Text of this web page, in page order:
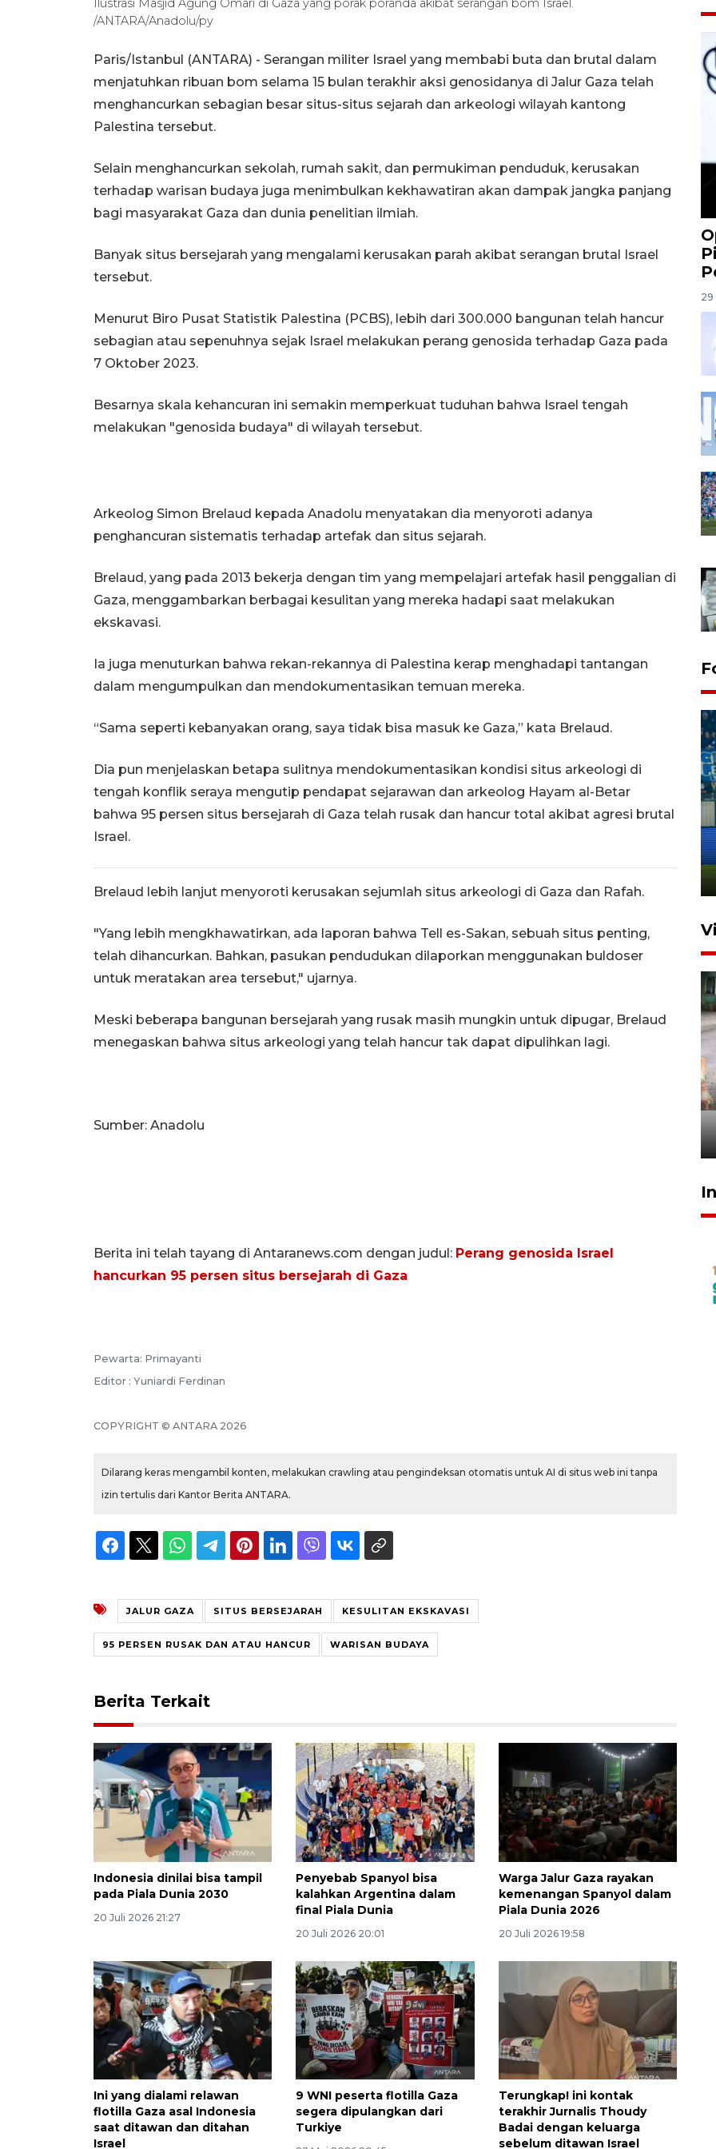
Ilustrasi Masjid Agung Omari di Gaza yang porak poranda akibat serangan bom Israel.
/ANTARA/Anadolu/py
Paris/Istanbul (ANTARA) - Serangan militer Israel yang membabi buta dan brutal dalam
menjatuhkan ribuan bom selama 15 bulan terakhir aksi genosidanya di Jalur Gaza telah
menghancurkan sebagian besar situs-situs sejarah dan arkeologi wilayah kantong
Palestina tersebut.
Selain menghancurkan sekolah, rumah sakit, dan permukiman penduduk, kerusakan
terhadap warisan budaya juga menimbulkan kekhawatiran akan dampak jangka panjang
bagi masyarakat Gaza dan dunia penelitian ilmiah.
Banyak situs bersejarah yang mengalami kerusakan parah akibat serangan brutal Israel
tersebut.
Menurut Biro Pusat Statistik Palestina (PCBS), lebih dari 300.000 bangunan telah hancur
sebagian atau sepenuhnya sejak Israel melakukan perang genosida terhadap Gaza pada
7 Oktober 2023.
Besarnya skala kehancuran ini semakin memperkuat tuduhan bahwa Israel tengah
melakukan "genosida budaya" di wilayah tersebut.
Arkeolog Simon Brelaud kepada Anadolu menyatakan dia menyoroti adanya
penghancuran sistematis terhadap artefak dan situs sejarah.
Brelaud, yang pada 2013 bekerja dengan tim yang mempelajari artefak hasil penggalian di
Gaza, menggambarkan berbagai kesulitan yang mereka hadapi saat melakukan
ekskavasi.
Ia juga menuturkan bahwa rekan-rekannya di Palestina kerap menghadapi tantangan
dalam mengumpulkan dan mendokumentasikan temuan mereka.
“Sama seperti kebanyakan orang, saya tidak bisa masuk ke Gaza,” kata Brelaud.
Dia pun menjelaskan betapa sulitnya mendokumentasikan kondisi situs arkeologi di
tengah konflik seraya mengutip pendapat sejarawan dan arkeolog Hayam al-Betar
bahwa 95 persen situs bersejarah di Gaza telah rusak dan hancur total akibat agresi brutal
Israel.
Brelaud lebih lanjut menyoroti kerusakan sejumlah situs arkeologi di Gaza dan Rafah.
"Yang lebih mengkhawatirkan, ada laporan bahwa Tell es-Sakan, sebuah situs penting,
telah dihancurkan. Bahkan, pasukan pendudukan dilaporkan menggunakan buldoser
untuk meratakan area tersebut," ujarnya.
Meski beberapa bangunan bersejarah yang rusak masih mungkin untuk dipugar, Brelaud
menegaskan bahwa situs arkeologi yang telah hancur tak dapat dipulihkan lagi.
Sumber: Anadolu
Berita ini telah tayang di Antaranews.com dengan judul: Perang genosida Israel
hancurkan 95 persen situs bersejarah di Gaza
Pewarta: Primayanti
Editor : Yuniardi Ferdinan
COPYRIGHT © ANTARA 2026
Dilarang keras mengambil konten, melakukan crawling atau pengindeksan otomatis untuk AI di situs web ini tanpa
izin tertulis dari Kantor Berita ANTARA.
JALUR GAZA SITUS BERSEJARAH KESULITAN EKSKAVASI
95 PERSEN RUSAK DAN ATAU HANCUR WARISAN BUDAYA
Berita Terkait
Indonesia dinilai bisa tampil
pada Piala Dunia 2030
20 Juli 2026 21:27
Penyebab Spanyol bisa
kalahkan Argentina dalam
final Piala Dunia
20 Juli 2026 20:01
Warga Jalur Gaza rayakan
kemenangan Spanyol dalam
Piala Dunia 2026
20 Juli 2026 19:58
Ini yang dialami relawan
flotilla Gaza asal Indonesia
saat ditawan dan ditahan
Israel
9 WNI peserta flotilla Gaza
segera dipulangkan dari
Turkiye
Terungkap! ini kontak
terakhir Jurnalis Thoudy
Badai dengan keluarga
sebelum ditawan Israel
29
Penutupan latihan bela negara